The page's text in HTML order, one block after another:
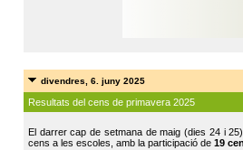
divendres, 6. juny 2025
Resultats del cens de primavera 2025
El darrer cap de setmana de maig (dies 24 i
cens a les escoles, amb la participació de 19